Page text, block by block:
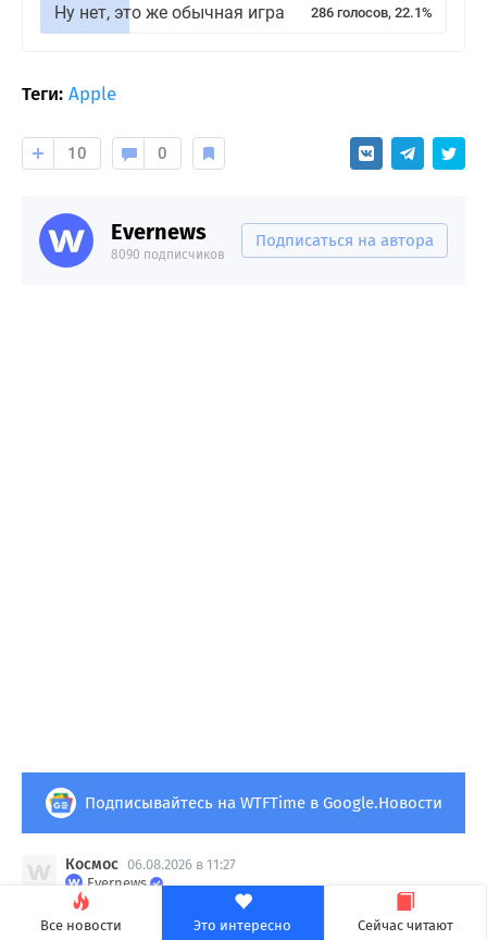
Все новости Это интересно Сейчас читают
Ну нет, это же обычная игра 286 голосов, 22.1%
Теги: Apple
10 0
Evernews
8090 подписчиков
Подписаться на автора
Подписывайтесь на WTFTime в Google.Новости
Космос 06.08.2026 в 11:27
Evernews
Фото: маленький кратер на